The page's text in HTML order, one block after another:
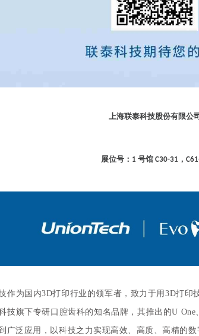
上海联泰科技股份有限公司
展位号： 1号馆C30-31 ，
作为国内3D打印行业的领军者，致力于用3D打印
技旗下专研口腔齿科的知名品牌，其推出的U
广泛应用，以科技之力实现高效、高质、高精的数